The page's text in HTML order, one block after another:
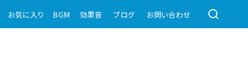
お気に入り BGM 効果音 ブログ お問い合わせ